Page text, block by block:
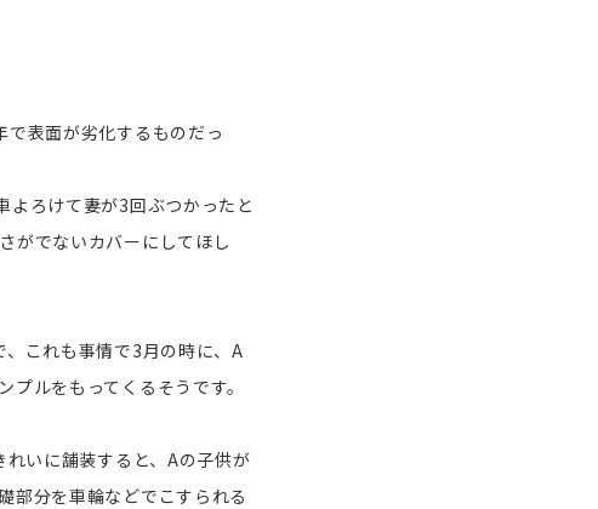
表面が劣化するものだっ
よろけて妻が3回ぶつかったと
がでないカバーにしてほし
これも事情で3月の時に、A
ルをもってくるそうです。
いに舗装すると、Aの子供が
部分を車輪などでこすられる